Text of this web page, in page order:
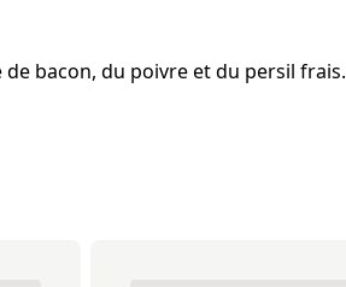
de bacon, du poivre et du persil frais.